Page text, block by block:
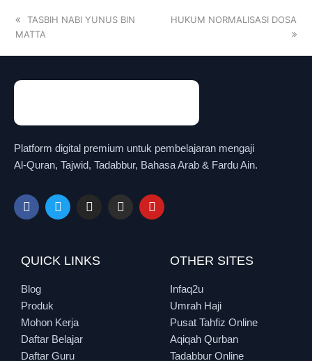
TASBIH NABI YUNUS BIN
MATTA
HUKUM NORMALISASI DOSA
Platform digital premium untuk pembelajaran mengaji
Al-Quran, Tajwid, Tadabbur, Bahasa Arab & Fardu Ain.
QUICK LINKS
Blog
Produk
Mohon Kerja
Daftar Belajar
Daftar Guru
OTHER SITES
Infaq2u
Umrah Haji
Pusat Tahfiz Online
Aqiqah Qurban
Tadabbur Online